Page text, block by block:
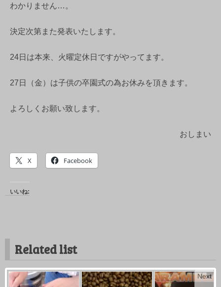
わかりません…。
決定次第また発表いたします。
24日は本来、火曜定休日ですがやってます。
27日（金）は子供の卒園式の為お休みを頂きます。
よろしくお願い致します。
おしまい
X Facebook
いいね:
Related list
Next